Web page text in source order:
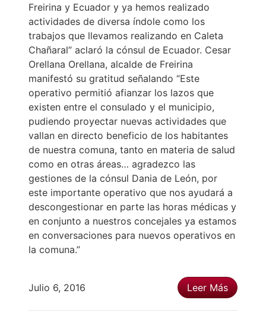
Freirina y Ecuador y ya hemos realizado
actividades de diversa índole como los
trabajos que llevamos realizando en Caleta
Chañaral” aclaró la cónsul de Ecuador. Cesar
Orellana Orellana, alcalde de Freirina
manifestó su gratitud señalando “Este
operativo permitió afianzar los lazos que
existen entre el consulado y el municipio,
pudiendo proyectar nuevas actividades que
vallan en directo beneficio de los habitantes
de nuestra comuna, tanto en materia de salud
como en otras áreas… agradezco las
gestiones de la cónsul Dania de León, por
este importante operativo que nos ayudará a
descongestionar en parte las horas médicas y
en conjunto a nuestros concejales ya estamos
en conversaciones para nuevos operativos en
la comuna.”
Julio 6, 2016 Leer Más